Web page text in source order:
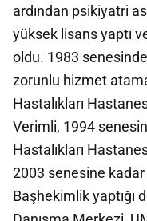
ardından psikiyatri
yüksek lisans yaptı
oldu. 1983
zorunlu hizmet
Hastalıkları
Verimli, 1994
Hastalıkları
2003 senesine
Başhekimlik yaptığı